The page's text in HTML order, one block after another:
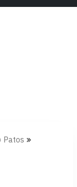
Patos